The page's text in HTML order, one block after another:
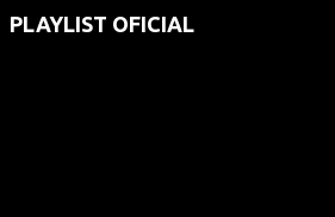
PLAYLIST OFICIAL